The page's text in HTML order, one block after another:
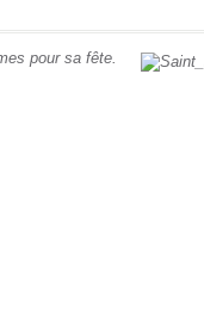
pour sa fête.